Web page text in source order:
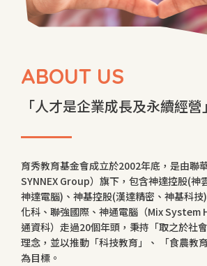
ABOUT US
「人才是企業成長及永續經
育秀教育基金會成立於2002年底，是由聯
SYNNEX Group）旗下，包含神達控股(神
神達電腦)、神基控股(漢達精密、神基科
化科、聯強國際、神通電腦（Mix
通資科）走過20個年頭，秉持「取之於社
理念，並以推動「科技教育」、 「食農教
為目標。